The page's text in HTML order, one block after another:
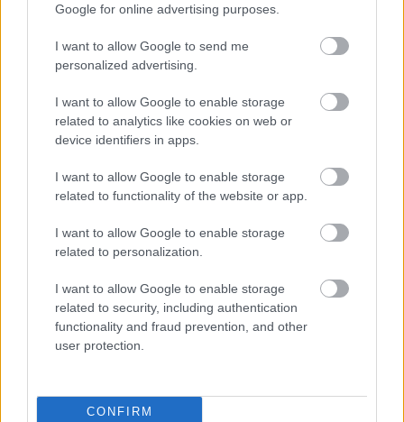
Google for online advertising purposes.
I want to allow Google to send me
personalized advertising.
I want to allow Google to enable storage
related to analytics like cookies on web or
device identifiers in apps.
I want to allow Google to enable storage
related to functionality of the website or app.
I want to allow Google to enable storage
related to personalization.
I want to allow Google to enable storage
related to security, including authentication
functionality and fraud prevention, and other
user protection.
CONFIRM
Épített öröksége megújításával is készül
évfordulójára
A tengerfenék alatt négy óriáskábellel
kötik össze Spanyolország és
Franciaország villamosenergia-